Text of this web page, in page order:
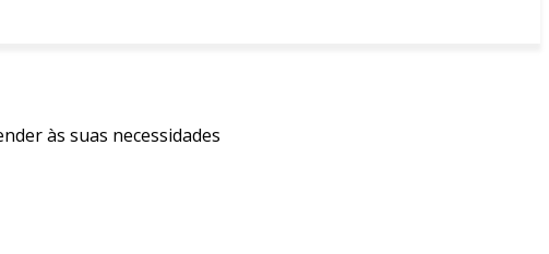
às suas necessidades